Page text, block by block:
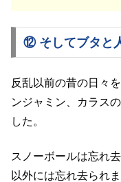
⑫ そしてブタと
反乱以前の昔の日々
ンジャミン、カラス
した。
スノーボールは忘れ
以外には忘れ去られま